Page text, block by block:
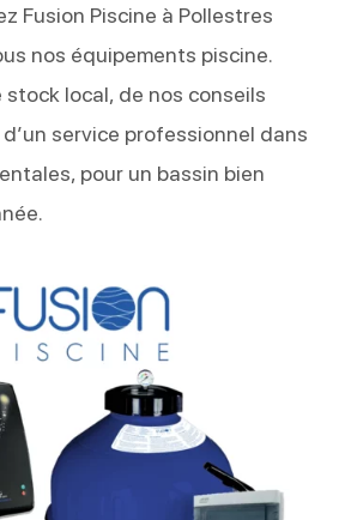
Fusion Piscine à Pollestres
nos équipements piscine.
local, de nos conseils
service professionnel dans
pour un bassin bien